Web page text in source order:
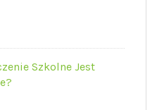
Szkolne Jest